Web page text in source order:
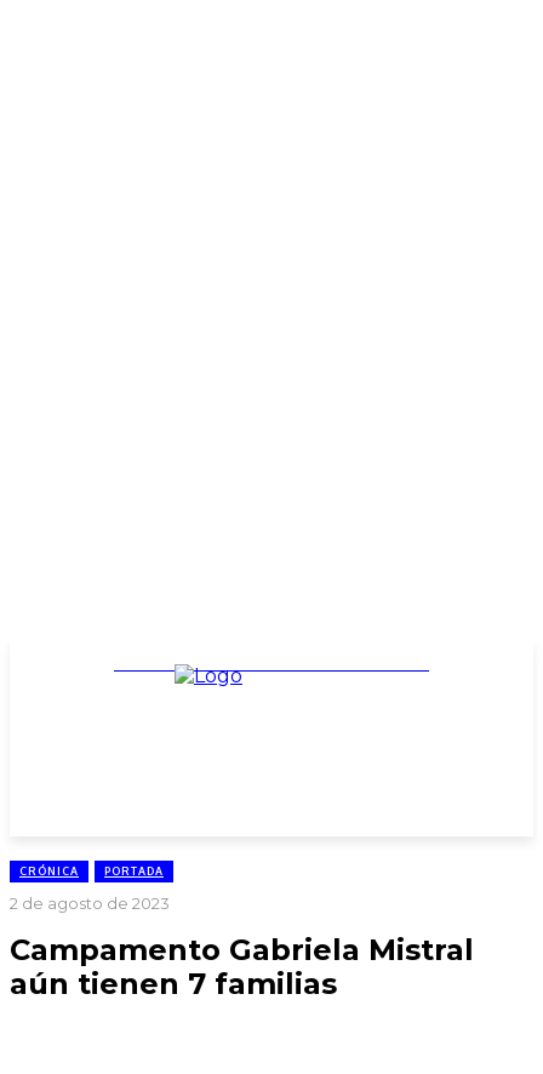
TARIFARIO ELECCIONES 2025
CRÓNICA PORTADA
2 de agosto de 2023
Campamento Gabriela Mistral
aún tienen 7 familias